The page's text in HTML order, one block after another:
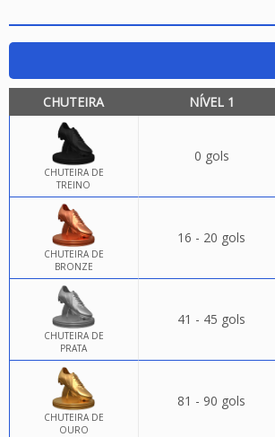
CHUTEIRA NÍVEL 1
CHUTEIRA DE
TREINO
0 gols
CHUTEIRA DE
BRONZE
16 - 20 gols
CHUTEIRA DE
PRATA
41 - 45 gols
CHUTEIRA DE
OURO
81 - 90 gols